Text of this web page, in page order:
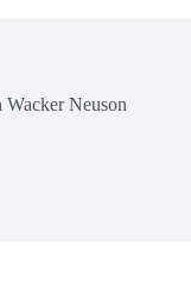
Wacker Neuson